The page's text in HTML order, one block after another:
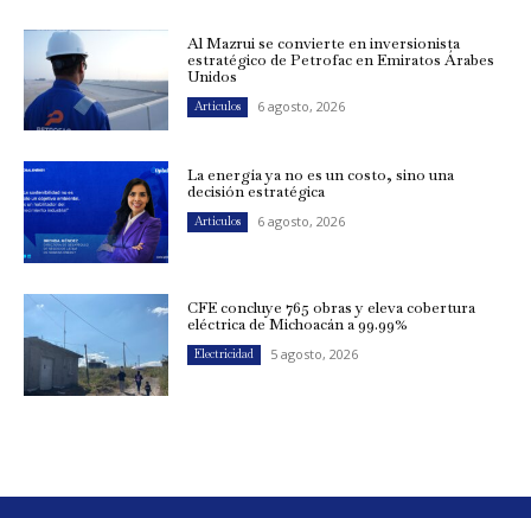
Al Mazrui se convierte en inversionista
estratégico de Petrofac en Emiratos Árabes
Unidos
Artículos 6 agosto, 2026
La energía ya no es un costo, sino una
decisión estratégica
Artículos 6 agosto, 2026
CFE concluye 765 obras y eleva cobertura
eléctrica de Michoacán a 99.99%
Electricidad 5 agosto, 2026